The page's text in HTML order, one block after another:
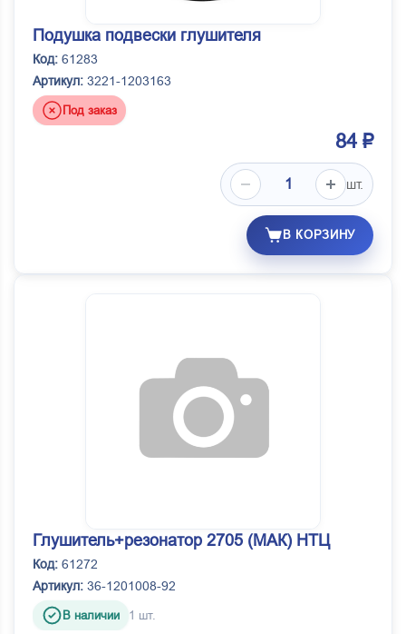
Подушка подвески глушителя
Код: 61283
Артикул: 3221-1203163
Под заказ
84 ₽
шт.
В КОРЗИНУ
Глушитель+резонатор 2705 (МАК) НТЦ
Код: 61272
Артикул: 36-1201008-92
В наличии 1 шт.